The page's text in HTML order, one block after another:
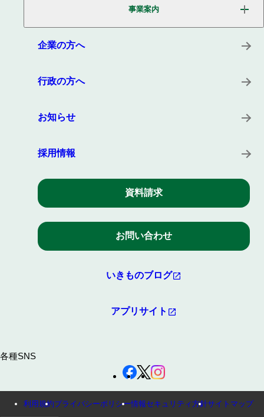
役員紹介
沿革
所在地
事業案内
プロダクト
企業の方へ
行政の方へ
お知らせ
採用情報
資料請求
お問い合わせ
いきものブログ
アプリサイト
各種SNS
利用規約プライバシーポリシー情報セキュリティ方針サイトマップ